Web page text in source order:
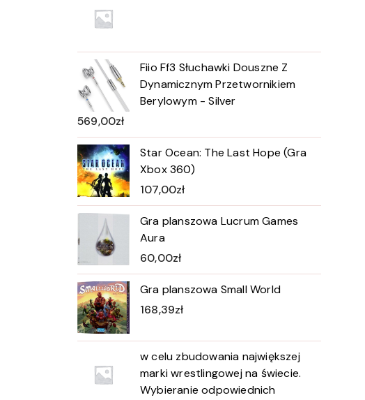
Fiio Ff3 Słuchawki Douszne Z
Dynamicznym Przetwornikiem
Berylowym - Silver
569,00zł
Star Ocean: The Last Hope (Gra
Xbox 360)
107,00zł
Gra planszowa Lucrum Games
Aura
60,00zł
Gra planszowa Small World
168,39zł
w celu zbudowania największej
marki wrestlingowej na świecie.
Wybieranie odpowiednich